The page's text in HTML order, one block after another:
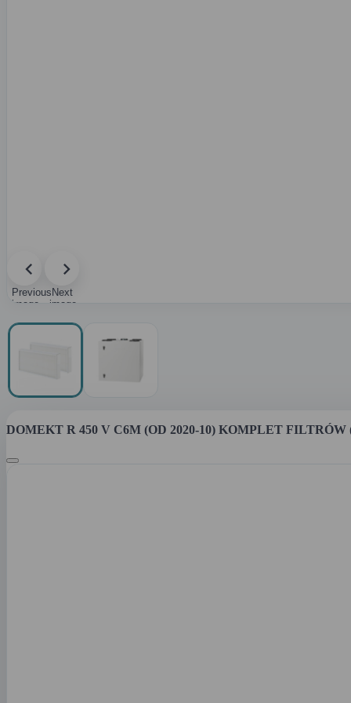
Previous
image
Next
image
DOMEKT R 450 V C6M (OD 2020-10) KOMPLET FILTRÓW